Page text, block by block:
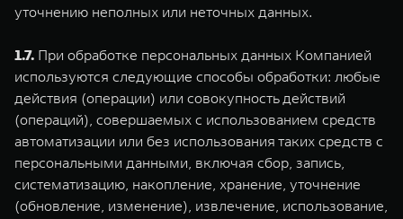
уточнению неполных или неточных данных.
1.7. При обработке персональных данных Компанией
используются следующие способы обработки: любые
действия (операции) или совокупность действий
(операций), совершаемых с использованием средств
автоматизации или без использования таких средств с
персональными данными, включая сбор, запись,
систематизацию, накопление, хранение, уточнение
(обновление, изменение), извлечение, использование,